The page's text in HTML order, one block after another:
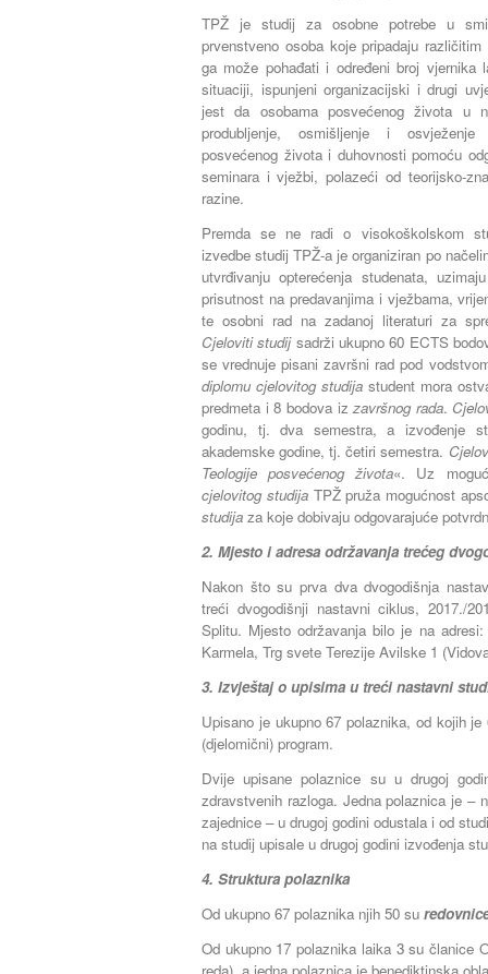
TPŽ je studij za osobne potrebe u
prvenstveno osoba koje pripadaju
ga može pohađati i određeni broj
situaciji, ispunjeni organizacijski i drugi
jest da osobama posvećenog života u
produbljenje, osmišljenje i
posvećenog života i duhovnosti pomoću
seminara i vježbi, polazeći od teorijsko-
razine.
Premda se ne radi o visokoškolskom
izvedbe studij TPŽ-a je organiziran po
utvrđivanju opterećenja studenata,
prisutnost na predavanjima i vježbama,
te osobni rad na zadanoj literaturi za
Cjeloviti studijsadrži ukupno 60 ECTS
se vrednuje pisani završni rad pod
diplomu cjelovitog studija student mora
predmeta i 8 bodova izzavršnog rada.
godinu, tj. dva semestra, a izvođenje
akademske godine, tj. četiri semestra.
Teologije posvećenog života«. Uz
cjelovitog studija TPŽ pruža mogućnost
studija za koje dobivaju odgovarajuće
2. Mjesto i adresa održavanja trećeg
Nakon što su prva dva dvogodišnja
treći dvogodišnji nastavni ciklus, 2017./
Splitu. Mjesto održavanja bilo je na
Karmela, Trg svete Terezije Avilske 1
3. Izvještaj o upisima u treći nastavni
Upisano je ukupno 67 polaznika, od kojih
(djelomični) program.
Dvije upisane polaznice su u drugoj
zdravstvenih razloga. Jedna polaznica je –
zajednice – u drugoj godini odustala i od
na studij upisale u drugoj godini izvođenja
4. Struktura polaznika
Od ukupno 67 polaznika njih 50 su
Od ukupno 17 polaznika laika 3 su članice